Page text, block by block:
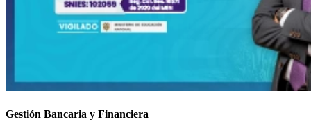
Gestión Bancaria y Financiera